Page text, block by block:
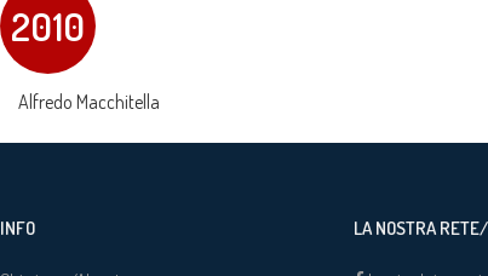
2010
Alfredo Macchitella
INFO LA NOSTRA